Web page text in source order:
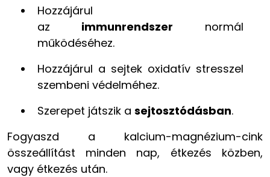
Hozzájárul
az immunrendszer normál
működéséhez.
Hozzájárul a sejtek oxidatív stresszel
szembeni védelméhez.
Szerepet játszik a sejtosztódásban.
Fogyaszd a kalcium-magnézium-cink
összeállítást minden nap, étkezés közben,
vagy étkezés után.